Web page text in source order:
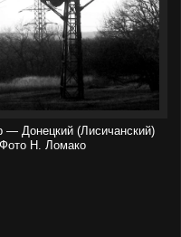
— Донецкий (Лисичанский)
Н. Ломако